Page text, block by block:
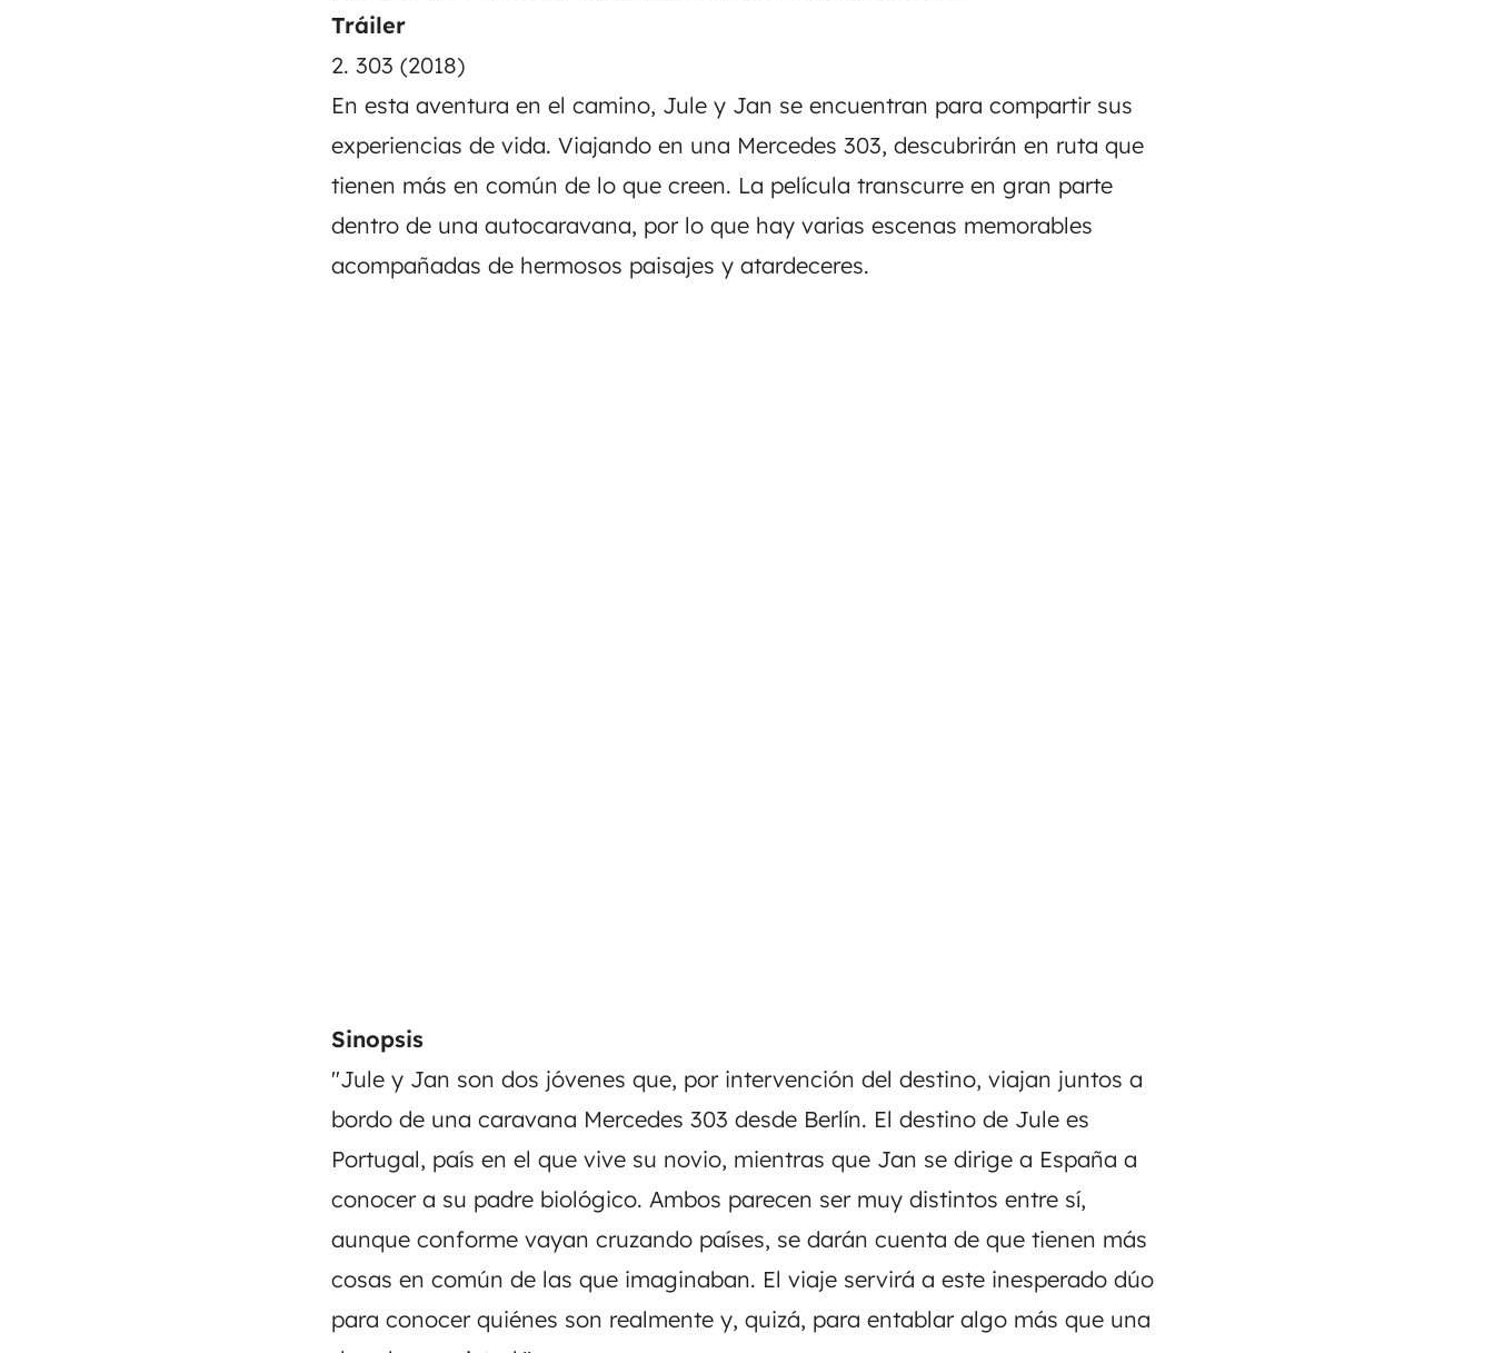
Tráiler
2. 303 (2018)
En esta aventura en el camino, Jule y Jan se encuentran para compartir sus
experiencias de vida. Viajando en una Mercedes 303, descubrirán en ruta que
tienen más en común de lo que creen. La película transcurre en gran parte
dentro de una autocaravana, por lo que hay varias escenas memorables
acompañadas de hermosos paisajes y atardeceres.
Sinopsis
"Jule y Jan son dos jóvenes que, por intervención del destino, viajan juntos a
bordo de una caravana Mercedes 303 desde Berlín. El destino de Jule es
Portugal, país en el que vive su novio, mientras que Jan se dirige a España a
conocer a su padre biológico. Ambos parecen ser muy distintos entre sí,
aunque conforme vayan cruzando países, se darán cuenta de que tienen más
cosas en común de las que imaginaban. El viaje servirá a este inesperado dúo
para conocer quiénes son realmente y, quizá, para entablar algo más que una